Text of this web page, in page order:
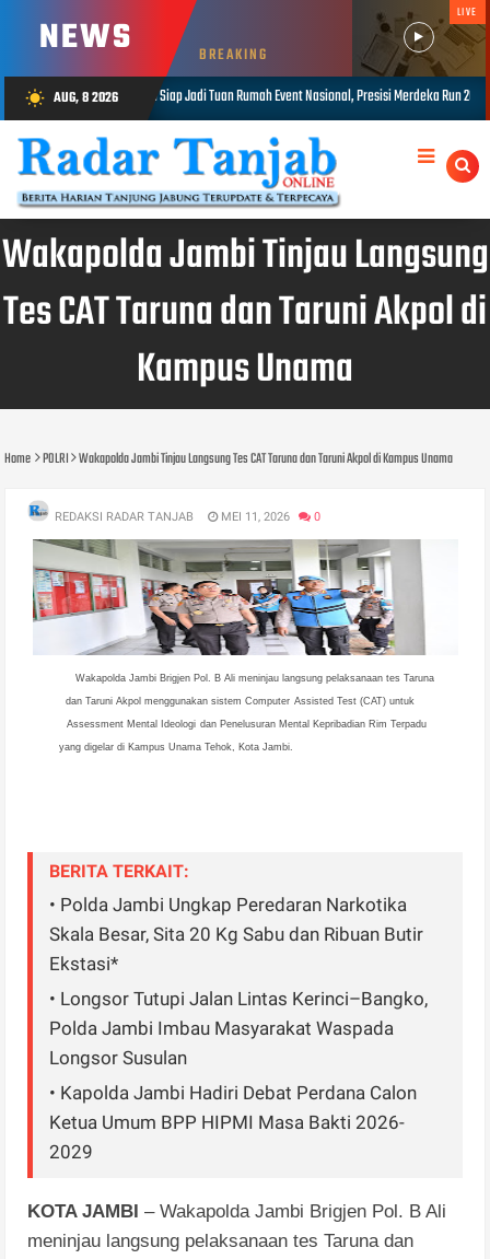
NEWS BREAKING
LIVE
wb_sunny AUG, 8 2026
Nasional, Presisi Merdeka Run 2026 Jadi Momentum Pembuktian AUG 08, 2026
Wakapolda Jambi Tinjau Langsung
Tes CAT Taruna dan Taruni Akpol di
Kampus Unama
Home POLRI Wakapolda Jambi Tinjau Langsung Tes CAT Taruna dan Taruni Akpol di Kampus Unama
REDAKSI RADAR TANJAB MEI 11, 2026 0
Wakapolda Jambi Brigjen Pol. B Ali meninjau langsung pelaksanaan tes Taruna
dan Taruni Akpol menggunakan sistem Computer Assisted Test (CAT) untuk
Assessment Mental Ideologi dan Penelusuran Mental Kepribadian Rim Terpadu
yang digelar di Kampus Unama Tehok, Kota Jambi.
BERITA TERKAIT:
• Polda Jambi Ungkap Peredaran Narkotika
Skala Besar, Sita 20 Kg Sabu dan Ribuan Butir
Ekstasi*
• Longsor Tutupi Jalan Lintas Kerinci–Bangko,
Polda Jambi Imbau Masyarakat Waspada
Longsor Susulan
• Kapolda Jambi Hadiri Debat Perdana Calon
Ketua Umum BPP HIPMI Masa Bakti 2026-
2029
KOTA JAMBI – Wakapolda Jambi Brigjen Pol. B Ali
meninjau langsung pelaksanaan tes Taruna dan